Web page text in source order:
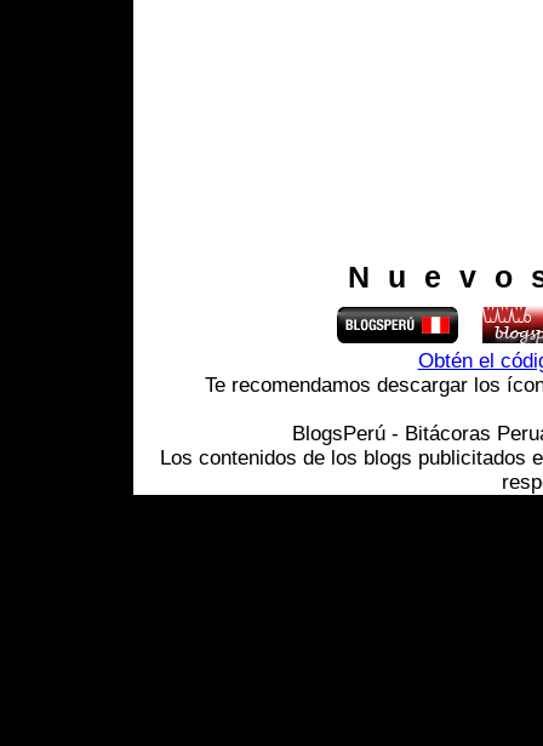
Obtén el
Te recomendamos descargar los
BlogsPerú - Bitácoras
Los contenidos de los blogs publicitados